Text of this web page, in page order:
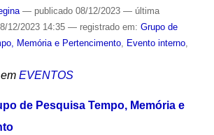
— publicado08/12/2023 — última
12/2023 14:35 — registrado em: Grupo de
Memória e Pertencimento, Evento interno,
EVENTOS
de Pesquisa Tempo, Memória e